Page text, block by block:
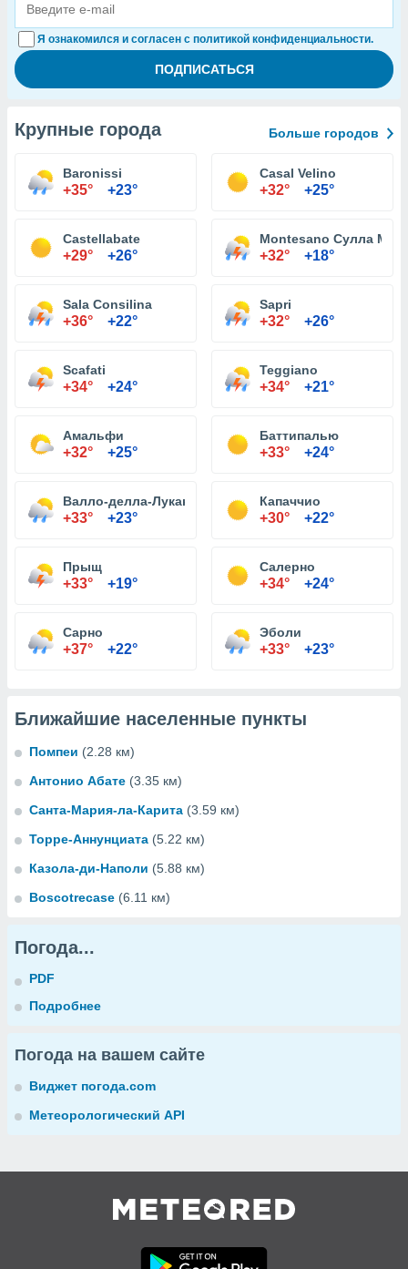
Я ознакомился и согласен с политикой конфиденциальности.
Крупные города Больше городов
Baronissi
+35° +23°
Casal Velino
+32° +25°
Castellabate
+29° +26°
Montesano Сулла
+32° +18°
Sala Consilina
+36° +22°
Sapri
+32° +26°
Scafati
+34° +24°
Teggiano
+34° +21°
Амальфи
+32° +25°
Баттипалью
+33° +24°
Валло-делла-Лукания
+33° +23°
Капаччио
+30° +22°
Прыщ
+33° +19°
Салерно
+34° +24°
Сарно
+37° +22°
Эболи
+33° +23°
Ближайшие населенные пункты
Помпеи (2.28 км)
Антонио Абате (3.35 км)
Санта-Мария-ла-Карита (3.59 км)
Торре-Аннунциата (5.22 км)
Казола-ди-Наполи (5.88 км)
Boscotrecase (6.11 км)
Погода...
PDF
Подробнее
Погода на вашем сайте
Виджет погода.com
Метеорологический API